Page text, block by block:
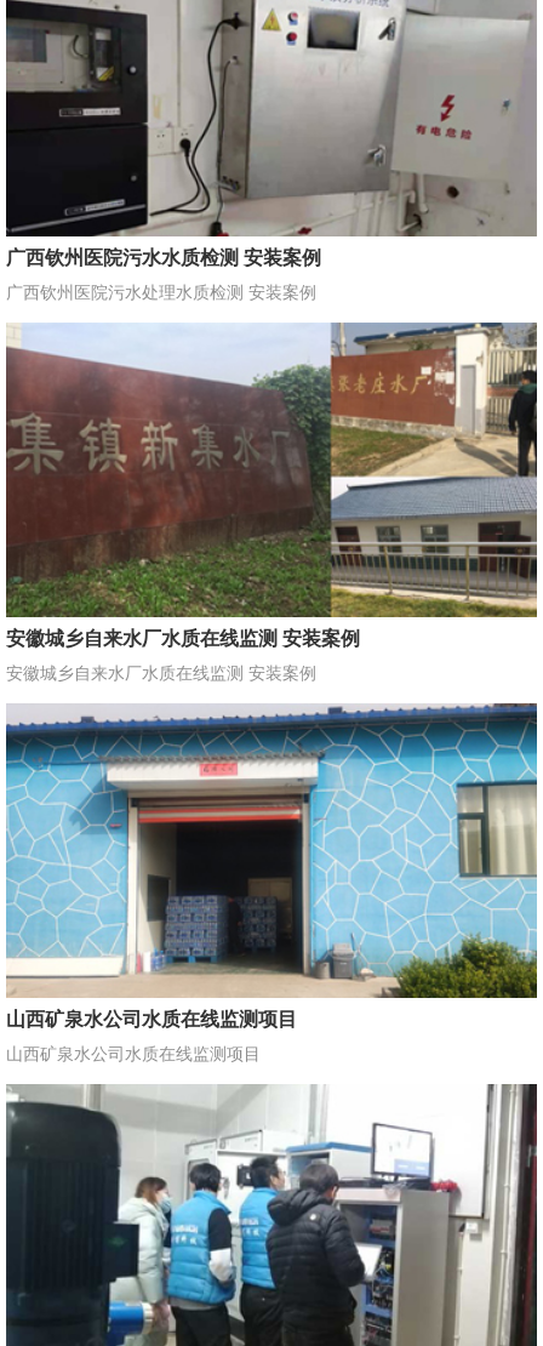
广西钦州医院污水水质检测 安装案例
广西钦州医院污水处理水质检测 安装案例
安徽城乡自来水厂水质在线监测 安装案例
安徽城乡自来水厂水质在线监测 安装案例
山西矿泉水公司水质在线监测项目
山西矿泉水公司水质在线监测项目